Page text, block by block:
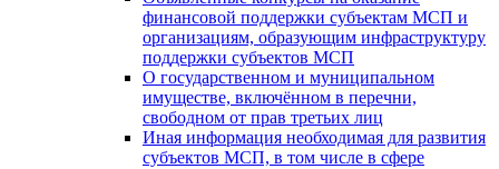
финансовой поддержки субъектам МСП и
организациям, образующим инфраструктуру
поддержки субъектов МСП
О государственном и муниципальном
имуществе, включённом в перечни,
свободном от прав третьих лиц
Иная информация необходимая для развития
субъектов МСП, в том числе в сфере